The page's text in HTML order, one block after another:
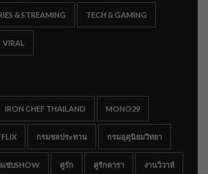
& STREAMING TECH & GAMING
VIRAL
IRON CHEF THAILAND MONO29
กรมชลประทาน กรมอุตุนิยมวิทยา
แซ่บSHOW คู่รัก คู่รักดารา งานวิวาห์